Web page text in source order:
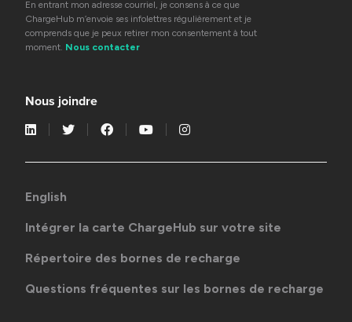
En entrant mon adresse courriel, je consens à ce que
ChargeHub m’envoie ses infolettres régulièrement et je
comprends que je peux retirer mon consentement à tout
moment. Nous contacter
Nous joindre
English
Intégrer la carte ChargeHub sur votre site
Répertoire des bornes de recharge
Questions fréquentes sur les bornes de recharge